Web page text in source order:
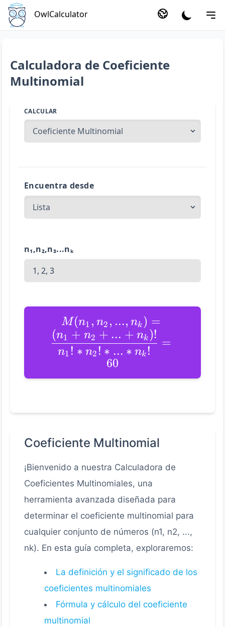
OwlCalculator
Calculadora de Coeficiente
Multinomial
CALCULAR
Encuentra desde
n₁,n₂,n₃...nₖ
M (n1 , n2 , ..., nk) =
n1 ! ∗ n2 ! ∗ ... ∗ nk !
(n1 + n2 + ... + nk)!
=
60
Coeficiente Multinomial
¡Bienvenido a nuestra Calculadora de
Coeficientes Multinomiales, una
herramienta avanzada diseñada para
determinar el coeficiente multinomial para
cualquier conjunto de números (n1, n2, ...,
nk). En esta guía completa, exploraremos:
La definición y el significado de los
coeficientes multinomiales
Fórmula y cálculo del coeficiente
multinomial